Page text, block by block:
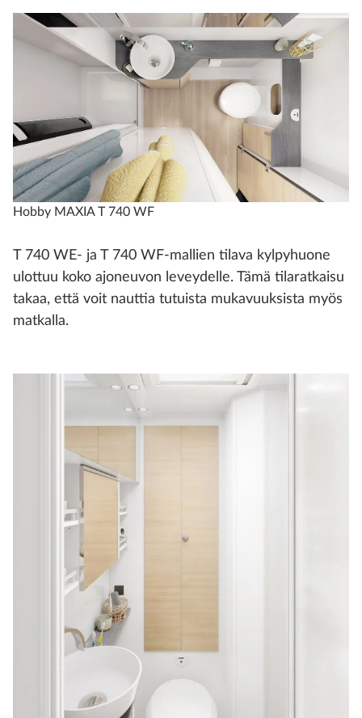
Hobby MAXIA T 740 WF
T 740 WE- ja T 740 WF-mallien tilava kylpyhuone
ulottuu koko ajoneuvon leveydelle. Tämä tilaratkaisu
takaa, että voit nauttia tutuista mukavuuksista myös
matkalla.